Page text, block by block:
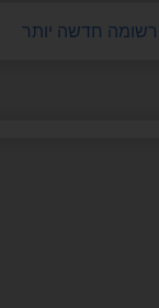
רשומה חדשה יותר